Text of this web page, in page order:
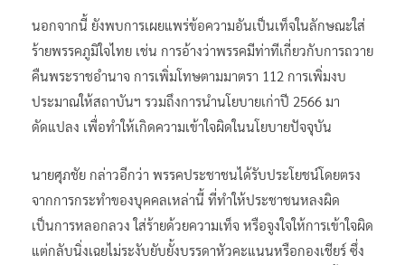
นอกจากนี้ ยังพบการเผยแพร่ข้อความอันเป็นเท็จในลักษณะใส่
ร้ายพรรคภูมิใจไทย เช่น การอ้างว่าพรรคมีท่าทีเกี่ยวกับการถวาย
คืนพระราชอำนาจ การเพิ่มโทษตามมาตรา 112 การเพิ่มงบ
ประมาณให้สถาบันฯ รวมถึงการนำนโยบายเก่าปี 2566 มา
ดัดแปลง เพื่อทำให้เกิดความเข้าใจผิดในนโยบายปัจจุบัน
นายศุภชัย กล่าวอีกว่า พรรคประชาชนได้รับประโยชน์โดยตรง
จากการกระทำของบุคคลเหล่านี้ ที่ทำให้ประชาชนหลงผิด
เป็นการหลอกลวง ใส่ร้ายด้วยความเท็จ หรือจูงใจให้การเข้าใจผิด
แต่กลับนิ่งเฉยไม่ระงับยับยั้งบรรดาหัวคะแนนหรือกองเชียร์ ซึ่ง